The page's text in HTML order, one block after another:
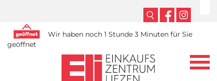
Wir haben noch 1 Stunde 3 Minuten für Sie
geöffnet